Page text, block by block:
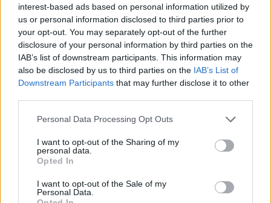
interest-based ads based on personal information utilized by
us or personal information disclosed to third parties prior to
your opt-out. You may separately opt-out of the further
disclosure of your personal information by third parties on the
IAB’s list of downstream participants. This information may
also be disclosed by us to third parties on the IAB’s List of
Downstream Participants that may further disclose it to other
Personal Data Processing Opt Outs
I want to opt-out of the Sharing of my
personal data.
Opted In
I want to opt-out of the Sale of my
Personal Data.
παραμείνουν πλήρως κλειστά. Αναμένεται να
υπάρξουν κενά και τροποποιήσεις στο πρόγραμμα
καθώς αρκετοί δάσκαλοι και εκπαιδευτικοί θα
προχωρήσουν σε απεργία.
Η πανελλαδική απεργία θα επηρεάσει και ταΜέσα
Μαζικής Μεταφοράςμε πιθανές στάσεις εργασίας
ή περιορισμένα δρομολόγια που θα
Η κεντρική συγκέντρωση στην Αθήνα έχει
προγραμματιστεί για τις 11:00 στην πλατεία
Κλαυθμώνος.